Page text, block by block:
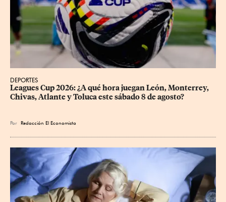
DEPORTES
Leagues Cup 2026: ¿A qué hora juegan León, Monterrey,
Chivas, Atlante y Toluca este sábado 8 de agosto?
Por Redacción El Economista